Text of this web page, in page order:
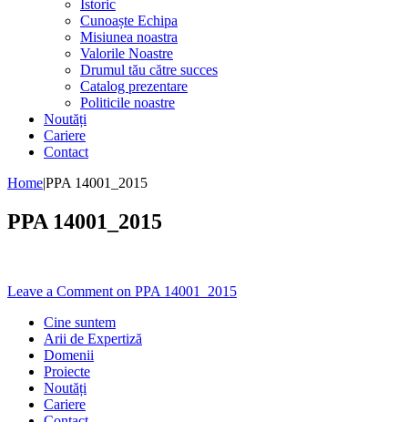
Istoric
Cunoaște Echipa
Misiunea noastra
Valorile Noastre
Drumul tău către succes
Catalog prezentare
Politicile noastre
Noutăți
Cariere
Contact
Home|PPA 14001_2015
PPA 14001_2015
Leave a Comment on PPA 14001_2015
Cine suntem
Arii de Expertiză
Domenii
Proiecte
Noutăți
Cariere